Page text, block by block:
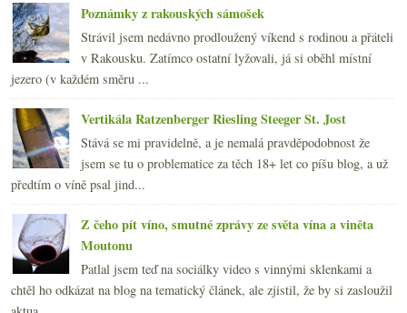
Poznámky z rakouských sámošek
Strávil jsem nedávno prodloužený víkend s rodinou a přáteli
v Rakousku. Zatímco ostatní lyžovali, já si oběhl místní
jezero (v každém směru ...
Vertikála Ratzenberger Riesling Steeger St. Jost
Stává se mi pravidelně, a je nemalá pravděpodobnost že
jsem se tu o problematice za těch 18+ let co píšu blog, a už
předtím o víně psal jind...
Z čeho pít víno, smutné zprávy ze světa vína a viněta
Moutonu
Patlal jsem teď na sociálky video s vinnými sklenkami a
chtěl ho odkázat na blog na tematický článek, ale zjistil, že by si zasloužil